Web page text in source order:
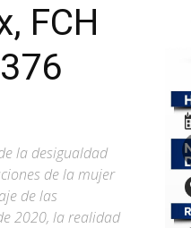
FCH
la desigualdad
de la mujer
de las
2020, la realidad